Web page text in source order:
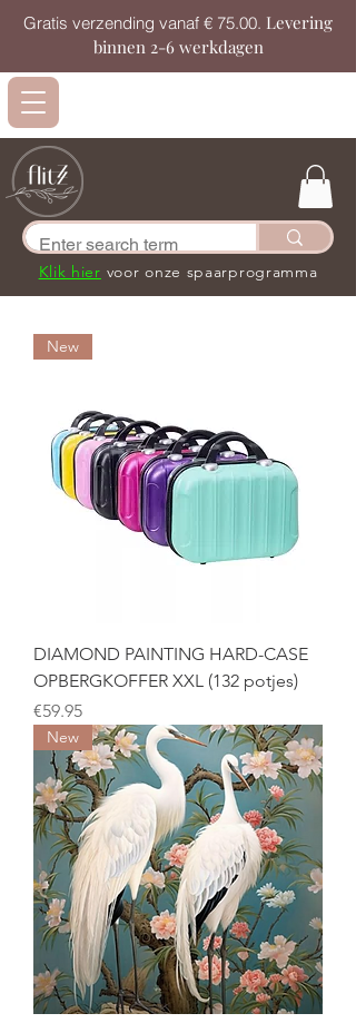
Gratis verzending vanaf € 75.00. Levering
binnen 2-6 werkdagen
Klik hier voor onze spaarprogramma
New
DIAMOND PAINTING HARD-CASE
OPBERGKOFFER XXL (132 potjes)
Price
€59.95
New